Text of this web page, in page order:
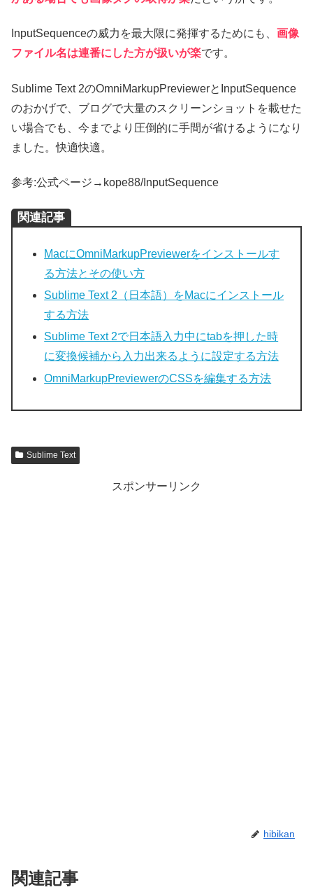
InputSequenceの威力を最大限に発揮するためにも、 画像
ファイル名は連番にした方が扱いが楽です。
Sublime Text 2のOmniMarkupPreviewerとInputSequence
のおかげで、ブログで大量のスクリーンショットを載せた
い場合でも、今までより圧倒的に手間が省けるようになり
ました。快適快適。
参考:公式ページ→kope88/InputSequence
関連記事
MacにOmniMarkupPreviewerをインストールす
る方法とその使い方
Sublime Text 2（日本語）をMacにインストール
する方法
Sublime Text 2で日本語入力中にtabを押した時
に変換候補から入力出来るように設定する方法
OmniMarkupPreviewerのCSSを編集する方法
Sublime Text
スポンサーリンク
hibikan
関連記事